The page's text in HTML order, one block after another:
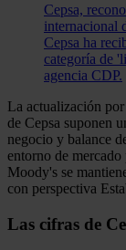
Cepsa,
internacional
Cepsa ha
categoría de
agencia CDP.
La actualización
de Cepsa suponen
negocio y balance
entorno de
Moody's se
con perspectiva
Las cifras de